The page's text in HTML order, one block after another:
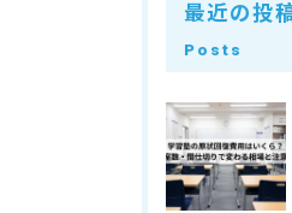
最近の投
Posts